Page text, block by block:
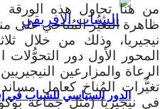
الدور السياسي للشباب في
من هنا تحاول هذه الورقة
ظاهرة التغيُّر المُناخي على
نيجيريا، وذلك من خلال
المحور الأول دور التحوُّلات
الرعاة والمزارعين
تغيُّرات المُناخ كعامل
في نيجيريا (مثل جماعة